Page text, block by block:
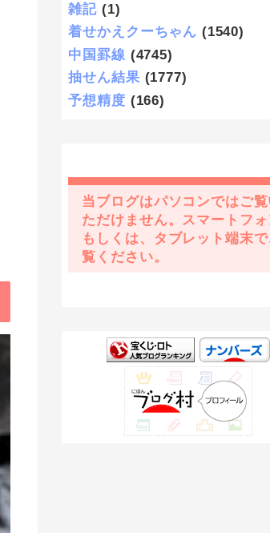
雑記 (1)
着せかえクーちゃん (1540)
中国罫線 (4745)
抽せん結果 (1777)
予想精度 (166)
当ブログはパソコンではご覧
ただけません。スマートフォ
もしくは、タブレット端末
覧ください。